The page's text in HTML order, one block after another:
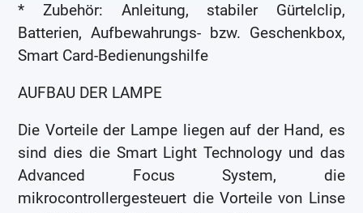
* Zubehör: Anleitung, stabiler Gürtelclip,
Batterien, Aufbewahrungs- bzw. Geschenkbox,
Smart Card-Bedienungshilfe
AUFBAU DER LAMPE
Die Vorteile der Lampe liegen auf der Hand, es
sind dies die Smart Light Technology und das
Advanced Focus System, die
mikrocontrollergesteuert die Vorteile von Linse